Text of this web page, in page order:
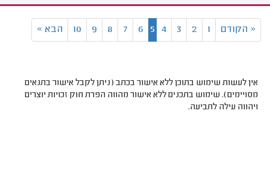
« הקודם 1
2
3
4
5
6
7
8
9
10 הבא »
אין לעשות שימוש בתוכן ללא אישור בכתב (ניתן לקבל אישור בתנאים
מסויימים). שימוש בתכנים ללא אישור מהווה הפרת חוק זכויות יוצרים
ויהווה עילה לתביעה.